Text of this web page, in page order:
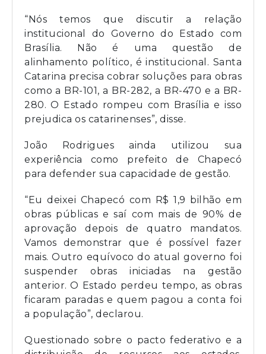
“Nós temos que discutir a relação
institucional do Governo do Estado com
Brasília. Não é uma questão de
alinhamento político, é institucional. Santa
Catarina precisa cobrar soluções para obras
como a BR-101, a BR-282, a BR-470 e a BR-
280. O Estado rompeu com Brasília e isso
prejudica os catarinenses”, disse.
João Rodrigues ainda utilizou sua
experiência como prefeito de Chapecó
para defender sua capacidade de gestão.
“Eu deixei Chapecó com R$ 1,9 bilhão em
obras públicas e saí com mais de 90% de
aprovação depois de quatro mandatos.
Vamos demonstrar que é possível fazer
mais. Outro equívoco do atual governo foi
suspender obras iniciadas na gestão
anterior. O Estado perdeu tempo, as obras
ficaram paradas e quem pagou a conta foi
a população”, declarou.
Questionado sobre o pacto federativo e a